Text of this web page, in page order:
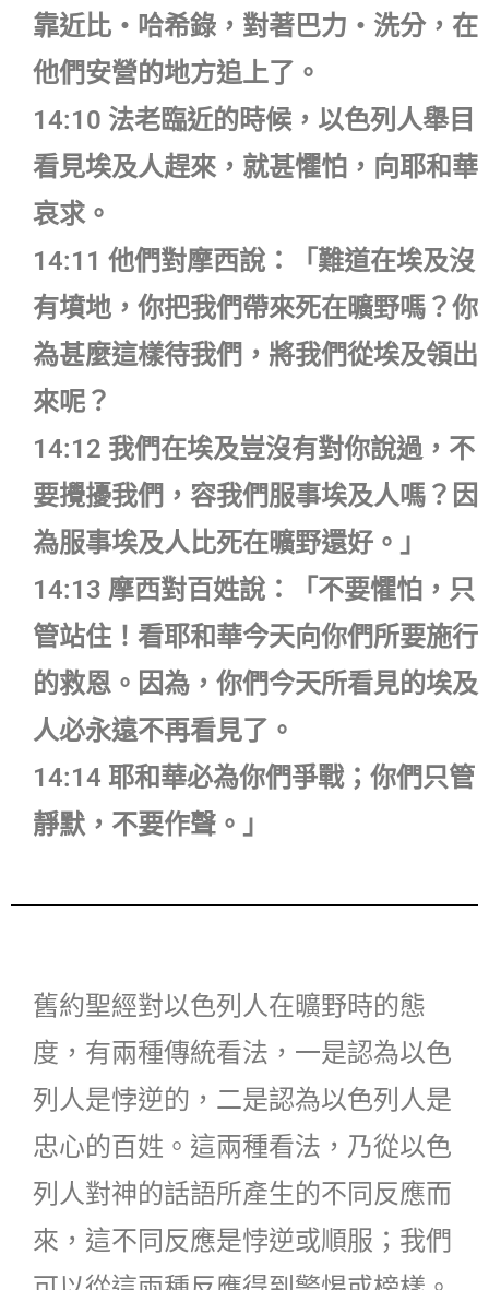
靠近比‧哈希錄，對著巴力‧洗分，在
他們安營的地方追上了。
14:10 法老臨近的時候，以色列人舉目
看見埃及人趕來，就甚懼怕，向耶和華
哀求。
14:11 他們對摩西說：「難道在埃及沒
有墳地，你把我們帶來死在曠野嗎？你
為甚麼這樣待我們，將我們從埃及領出
來呢？
14:12 我們在埃及豈沒有對你說過，不
要攪擾我們，容我們服事埃及人嗎？因
為服事埃及人比死在曠野還好。」
14:13 摩西對百姓說：「不要懼怕，只
管站住！看耶和華今天向你們所要施行
的救恩。因為，你們今天所看見的埃及
人必永遠不再看見了。
14:14 耶和華必為你們爭戰；你們只管
靜默，不要作聲。」
舊約聖經對以色列人在曠野時的態
度，有兩種傳統看法，一是認為以色
列人是悖逆的，二是認為以色列人是
忠心的百姓。這兩種看法，乃從以色
列人對神的話語所產生的不同反應而
來，這不同反應是悖逆或順服；我們